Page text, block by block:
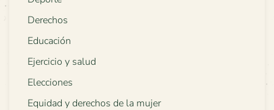
Derechos
Educación
Ejercicio y salud
Elecciones
Equidad y derechos de la mujer